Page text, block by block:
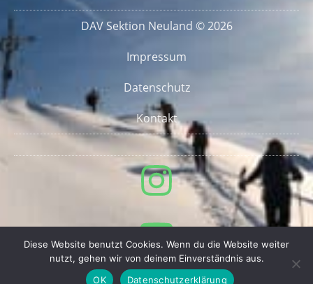
DAV Sektion Neuland © 2026
Impressum
Datenschutz
Kontakt
Diese Website benutzt Cookies. Wenn du die Website weiter
nutzt, gehen wir von deinem Einverständnis aus.
OK
Datenschutzerklärung